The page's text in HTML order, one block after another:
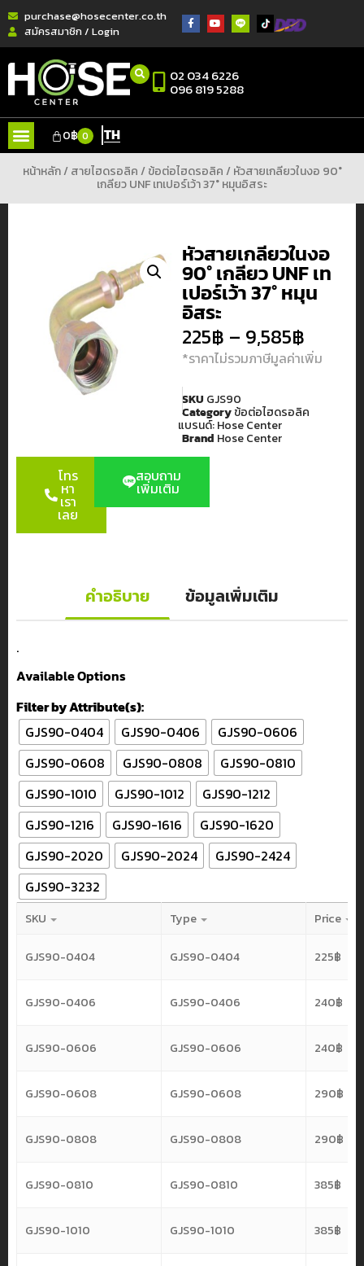
purchase@hosecenter.co.th
สมัครสมาชิก / Login
02 034 6226
096 819 5288
0฿ 0 TH
หน้าหลัก/สายไฮดรอลิค/ข้อต่อไฮดรอลิค/ หัวสายเกลียวในงอ 90°
เกลียว UNF เทเปอร์เว้า 37° หมุนอิสระ
โทร
หา
เรา
เลย
สอบถาม
เพิ่มเติม
หัวสายเกลียวในงอ
90° เกลียว UNF เท
เปอร์เว้า 37° หมุน
อิสระ
225฿ – 9,585฿
*ราคาไม่รวมภาษีมูลค่าเพิ่ม
SKU GJS90
Categoryข้อต่อไฮดรอลิค
แบรนด์:Hose Center
Brand Hose Center
คำอธิบาย ข้อมูลเพิ่มเติม
.
Available Options
Filter by Attribute(s):
GJS90-0404
GJS90-0406
GJS90-0606
GJS90-0608
GJS90-0808
GJS90-0810
GJS90-1010
GJS90-1012
GJS90-1212
GJS90-1216
GJS90-1616
GJS90-1620
GJS90-2020
GJS90-2024
GJS90-2424
GJS90-3232
SKU Type Price
GJS90-0404 GJS90-0404 225฿
GJS90-0406 GJS90-0406 240฿
GJS90-0606 GJS90-0606 240฿
GJS90-0608 GJS90-0608 290฿
GJS90-0808 GJS90-0808 290฿
GJS90-0810 GJS90-0810 385฿
GJS90-1010 GJS90-1010 385฿